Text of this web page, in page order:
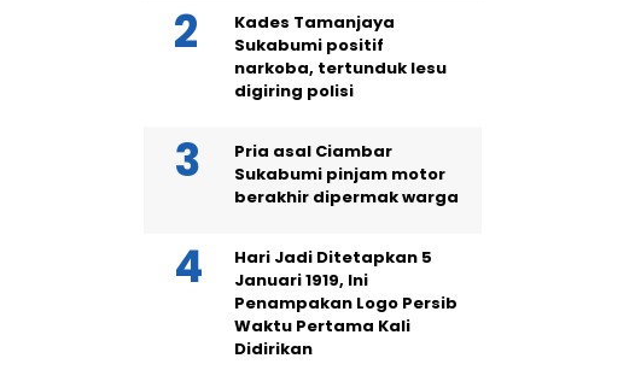
Kades Tamanjaya
Sukabumi positif
narkoba, tertunduk lesu
digiring polisi
Pria asal Ciambar
Sukabumi pinjam motor
berakhir dipermak warga
Hari Jadi Ditetapkan 5
Januari 1919, Ini
Penampakan Logo Persib
Waktu Pertama Kali
Didirikan